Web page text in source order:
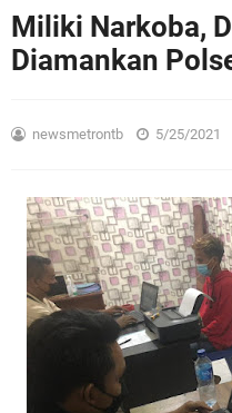
Miliki Narkoba,
Diamankan
newsmetrontb 5/25/2021